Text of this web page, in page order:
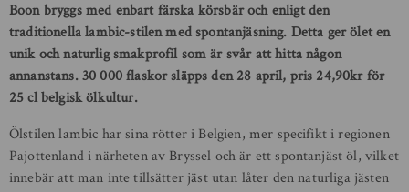
Boon bryggs med enbart färska körsbär och enligt den
traditionella lambic-stilen med spontanjäsning. Detta ger ölet en
unik och naturlig smakprofil som är svår att hitta någon
annanstans. 30 000 flaskor släpps den 28 april, pris 24,90kr för
25 cl belgisk ölkultur.
Ölstilen lambic har sina rötter i Belgien, mer specifikt i regionen
Pajottenland i närheten av Bryssel och är ett spontanjäst öl, vilket
innebär att man inte tillsätter jäst utan låter den naturliga jästen